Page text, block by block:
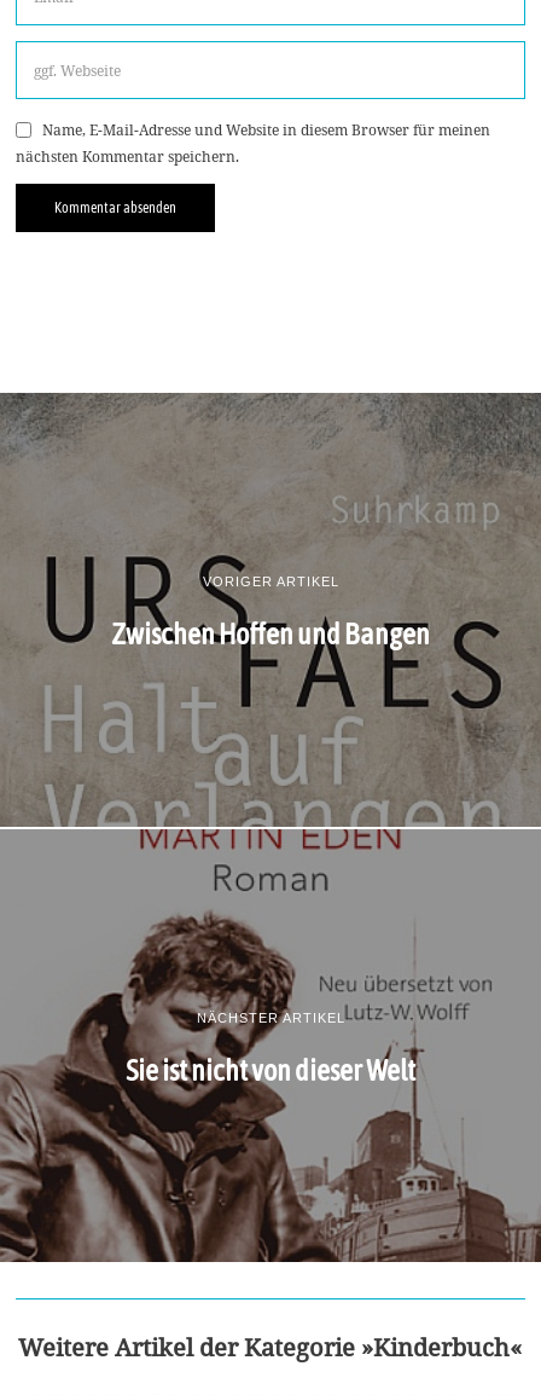
Name, E-Mail-Adresse und Website in diesem Browser für meinen
nächsten Kommentar speichern.
VORIGER ARTIKEL
Zwischen Hoffen und Bangen
NÄCHSTER ARTIKEL
Sie ist nicht von dieser Welt
Weitere Artikel der Kategorie »Kinderbuch«